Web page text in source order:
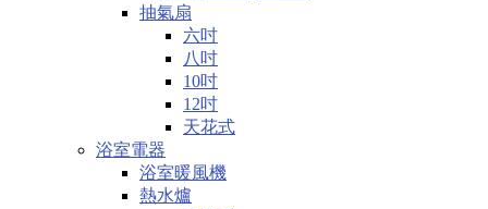
抽氣扇
六吋
八吋
10吋
12吋
天花式
浴室電器
浴室暖風機
熱水爐